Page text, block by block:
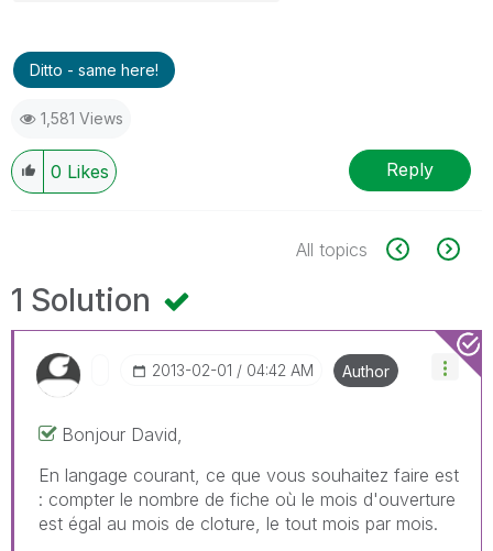
Ditto - same here!
1,581 Views
0 Likes Reply
All topics
1 Solution
‎2013-02-01 04:42 AM Author
Bonjour David,
En langage courant, ce que vous souhaitez faire est
: compter le nombre de fiche où le mois d'ouverture
est égal au mois de cloture, le tout mois par mois.